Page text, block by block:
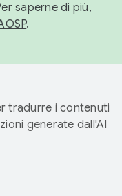
saperne di più,
.
tradurre i contenuti
generate dall'AI